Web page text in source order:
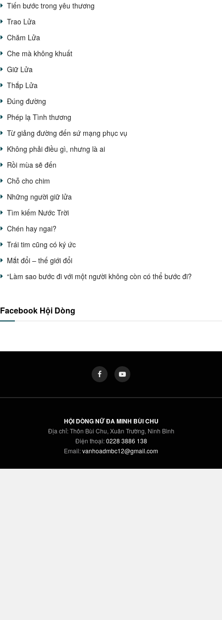
Tiến bước trong yêu thương
Trao Lửa
Chăm Lửa
Che mà không khuất
Giữ Lửa
Thắp Lửa
Đúng đường
Phép lạ Tình thương
Từ giảng đường đến sứ mạng phục vụ
Không phải điều gì, nhưng là ai
Rồi mùa sẽ đến
Chỗ cho chim
Những người giữ lửa
Tìm kiếm Nước Trời
Chén hay ngai?
Trái tim cũng có ký ức
Mắt đổi – thế giới đổi
“Làm sao bước đi với một người không còn có thể bước đi?
Facebook Hội Dòng
HỘI DÒNG NỮ ĐA MINH BÙI CHU
Địa chỉ: Thôn Bùi Chu, Xuân Trường, Ninh Bình
Điện thoại:0228 3886 138
Email:vanhoadmbc12@gmail.com